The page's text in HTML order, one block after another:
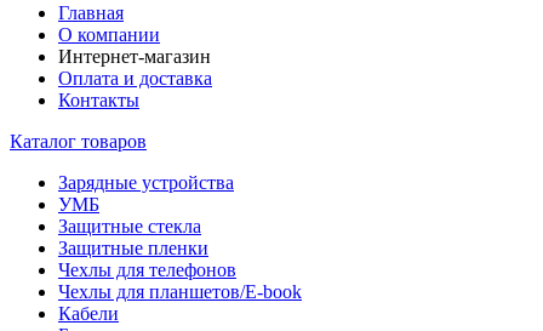
Главная
О компании
Интернет-магазин
Оплата и доставка
Контакты
Каталог товаров
Зарядные устройства
УМБ
Защитные стекла
Защитные пленки
Чехлы для телефонов
Чехлы для планшетов/E-book
Кабели